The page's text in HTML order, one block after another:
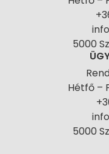
5000
Hétfő –
5000